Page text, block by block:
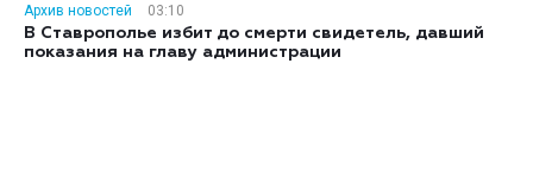
Архив новостей
03:10
В Ставрополье избит до смерти свидетель, давший
показания на главу администрации